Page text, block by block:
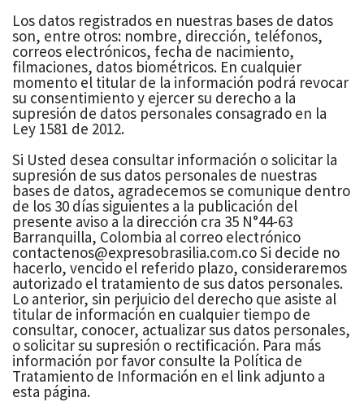
Los datos registrados en nuestras bases de datos
son, entre otros: nombre, dirección, teléfonos,
correos electrónicos, fecha de nacimiento,
filmaciones, datos biométricos. En cualquier
momento el titular de la información podrá revocar
su consentimiento y ejercer su derecho a la
supresión de datos personales consagrado en la
Ley 1581 de 2012.
Si Usted desea consultar información o solicitar la
supresión de sus datos personales de nuestras
bases de datos, agradecemos se comunique dentro
de los 30 días siguientes a la publicación del
presente aviso a la dirección cra 35 N°44-63
Barranquilla, Colombia al correo electrónico
contactenos@expresobrasilia.com.co Si decide no
hacerlo, vencido el referido plazo, consideraremos
autorizado el tratamiento de sus datos personales.
Lo anterior, sin perjuicio del derecho que asiste al
titular de información en cualquier tiempo de
consultar, conocer, actualizar sus datos personales,
o solicitar su supresión o rectificación. Para más
información por favor consulte la Política de
Tratamiento de Información en el link adjunto a
esta página.